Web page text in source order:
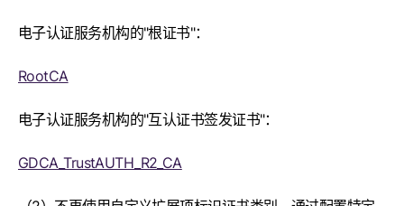
电子认证服务机构的"根证书"：
RootCA
电子认证服务机构的"互认证书签发证书"：
GDCA_TrustAUTH_R2_CA